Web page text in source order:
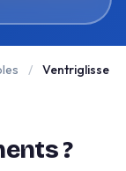
/
Ventriglisse
?